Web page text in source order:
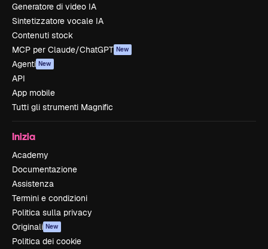
Generatore di video IA
Sintetizzatore vocale IA
Contenuti stock
MCP per Claude/ChatGPT New
Agenti New
API
App mobile
Tutti gli strumenti Magnific
Inizia
Academy
Documentazione
Assistenza
Termini e condizioni
Politica sulla privacy
Originali New
Politica dei cookie